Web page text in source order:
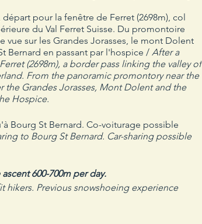
pour la fenêtre de Ferret (2698m), col
du Val Ferret Suisse. Du promontoire
sur les Grandes Jorasses, le mont Dolent
Bernard en passant par l'hospice / After a
(2698m), a border pass linking the valley of
From the panoramic promontory near the
the Grandes Jorasses, Mont Dolent and the
Hospice.
Bourg St Bernard. Co-voiturage possible
to Bourg St Bernard. Car-sharing possible
600-700m per day.
hikers. Previous snowshoeing experience